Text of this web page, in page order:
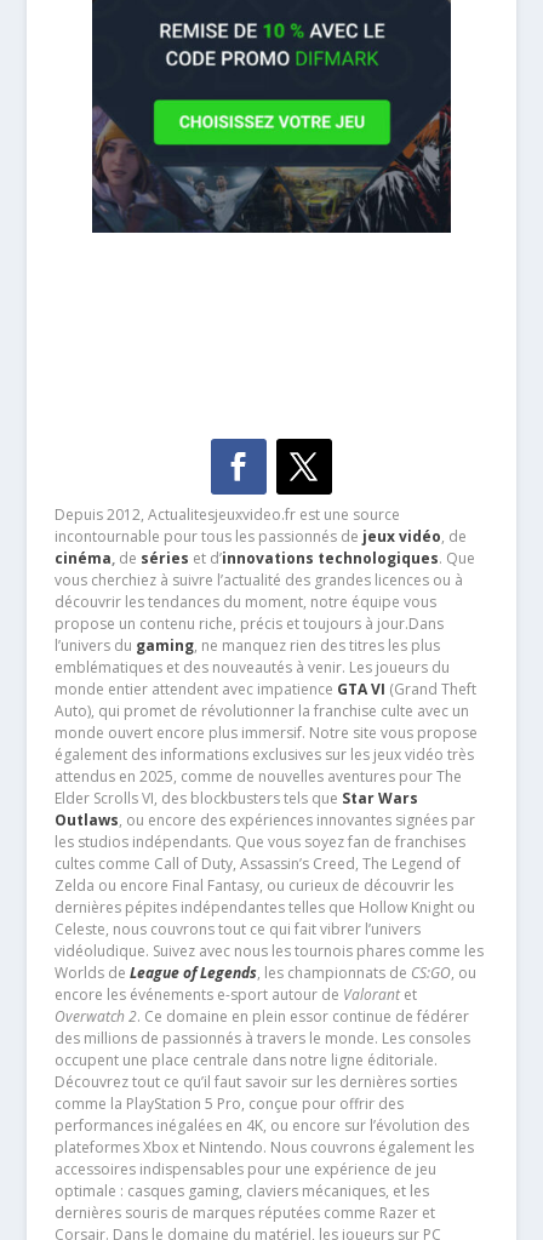
Depuis 2012, Actualitesjeuxvideo.fr est une source
incontournable pour tous les passionnés de jeux vidéo, de
cinéma,de séries et d’innovations technologiques. Que
vous cherchiez à suivre l’actualité des grandes licences ou à
découvrir les tendances du moment, notre équipe vous
propose un contenu riche, précis et toujours à jour.Dans
l’univers du gaming, ne manquez rien des titres les plus
emblématiques et des nouveautés à venir. Les joueurs du
monde entier attendent avec impatience GTA VI (Grand Theft
Auto), qui promet de révolutionner la franchise culte avec un
monde ouvert encore plus immersif. Notre site vous propose
également des informations exclusives sur les jeux vidéo très
attendus en 2025, comme de nouvelles aventures pour The
Elder Scrolls VI, des blockbusters tels que Star Wars
Outlaws, ou encore des expériences innovantes signées par
les studios indépendants. Que vous soyez fan de franchises
cultes comme Call of Duty, Assassin’s Creed, The Legend of
Zelda ou encore Final Fantasy, ou curieux de découvrir les
dernières pépites indépendantes telles que Hollow Knight ou
Celeste, nous couvrons tout ce qui fait vibrer l’univers
vidéoludique. Suivez avec nous les tournois phares comme les
Worlds de League of Legends, les championnats de CS:GO, ou
encore les événements e-sport autour de Valorantet
Overwatch 2. Ce domaine en plein essor continue de fédérer
des millions de passionnés à travers le monde. Les consoles
occupent une place centrale dans notre ligne éditoriale.
Découvrez tout ce qu’il faut savoir sur les dernières sorties
comme la PlayStation 5 Pro, conçue pour offrir des
performances inégalées en 4K, ou encore sur l’évolution des
plateformes Xbox et Nintendo. Nous couvrons également les
accessoires indispensables pour une expérience de jeu
optimale : casques gaming, claviers mécaniques, et les
dernières souris de marques réputées comme Razer et
Corsair. Dans le domaine du matériel, les joueurs sur PC